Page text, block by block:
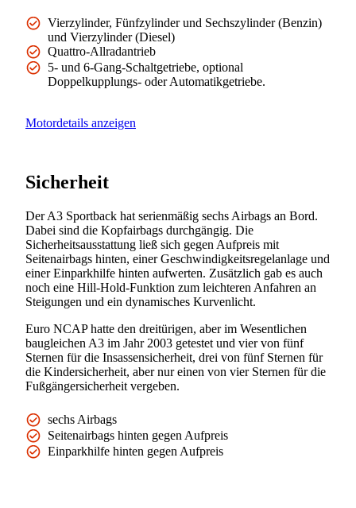
Vierzylinder, Fünfzylinder und Sechszylinder (Benzin)
und Vierzylinder (Diesel)
Quattro-Allradantrieb
5- und 6-Gang-Schaltgetriebe, optional
Doppelkupplungs- oder Automatikgetriebe.
Motordetails anzeigen
Sicherheit
Der A3 Sportback hat serienmäßig sechs Airbags an Bord.
Dabei sind die Kopfairbags durchgängig. Die
Sicherheitsausstattung ließ sich gegen Aufpreis mit
Seitenairbags hinten, einer Geschwindigkeitsregelanlage und
einer Einparkhilfe hinten aufwerten. Zusätzlich gab es auch
noch eine Hill-Hold-Funktion zum leichteren Anfahren an
Steigungen und ein dynamisches Kurvenlicht.
Euro NCAP hatte den dreitürigen, aber im Wesentlichen
baugleichen A3 im Jahr 2003 getestet und vier von fünf
Sternen für die Insassensicherheit, drei von fünf Sternen für
die Kindersicherheit, aber nur einen von vier Sternen für die
Fußgängersicherheit vergeben.
sechs Airbags
Seitenairbags hinten gegen Aufpreis
Einparkhilfe hinten gegen Aufpreis